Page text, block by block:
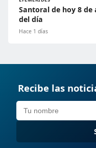
Santoral de hoy 8 de
del día
Hace 1 días
Recibe las